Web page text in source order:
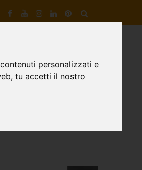
personalizzati e
tu accetti il nostro